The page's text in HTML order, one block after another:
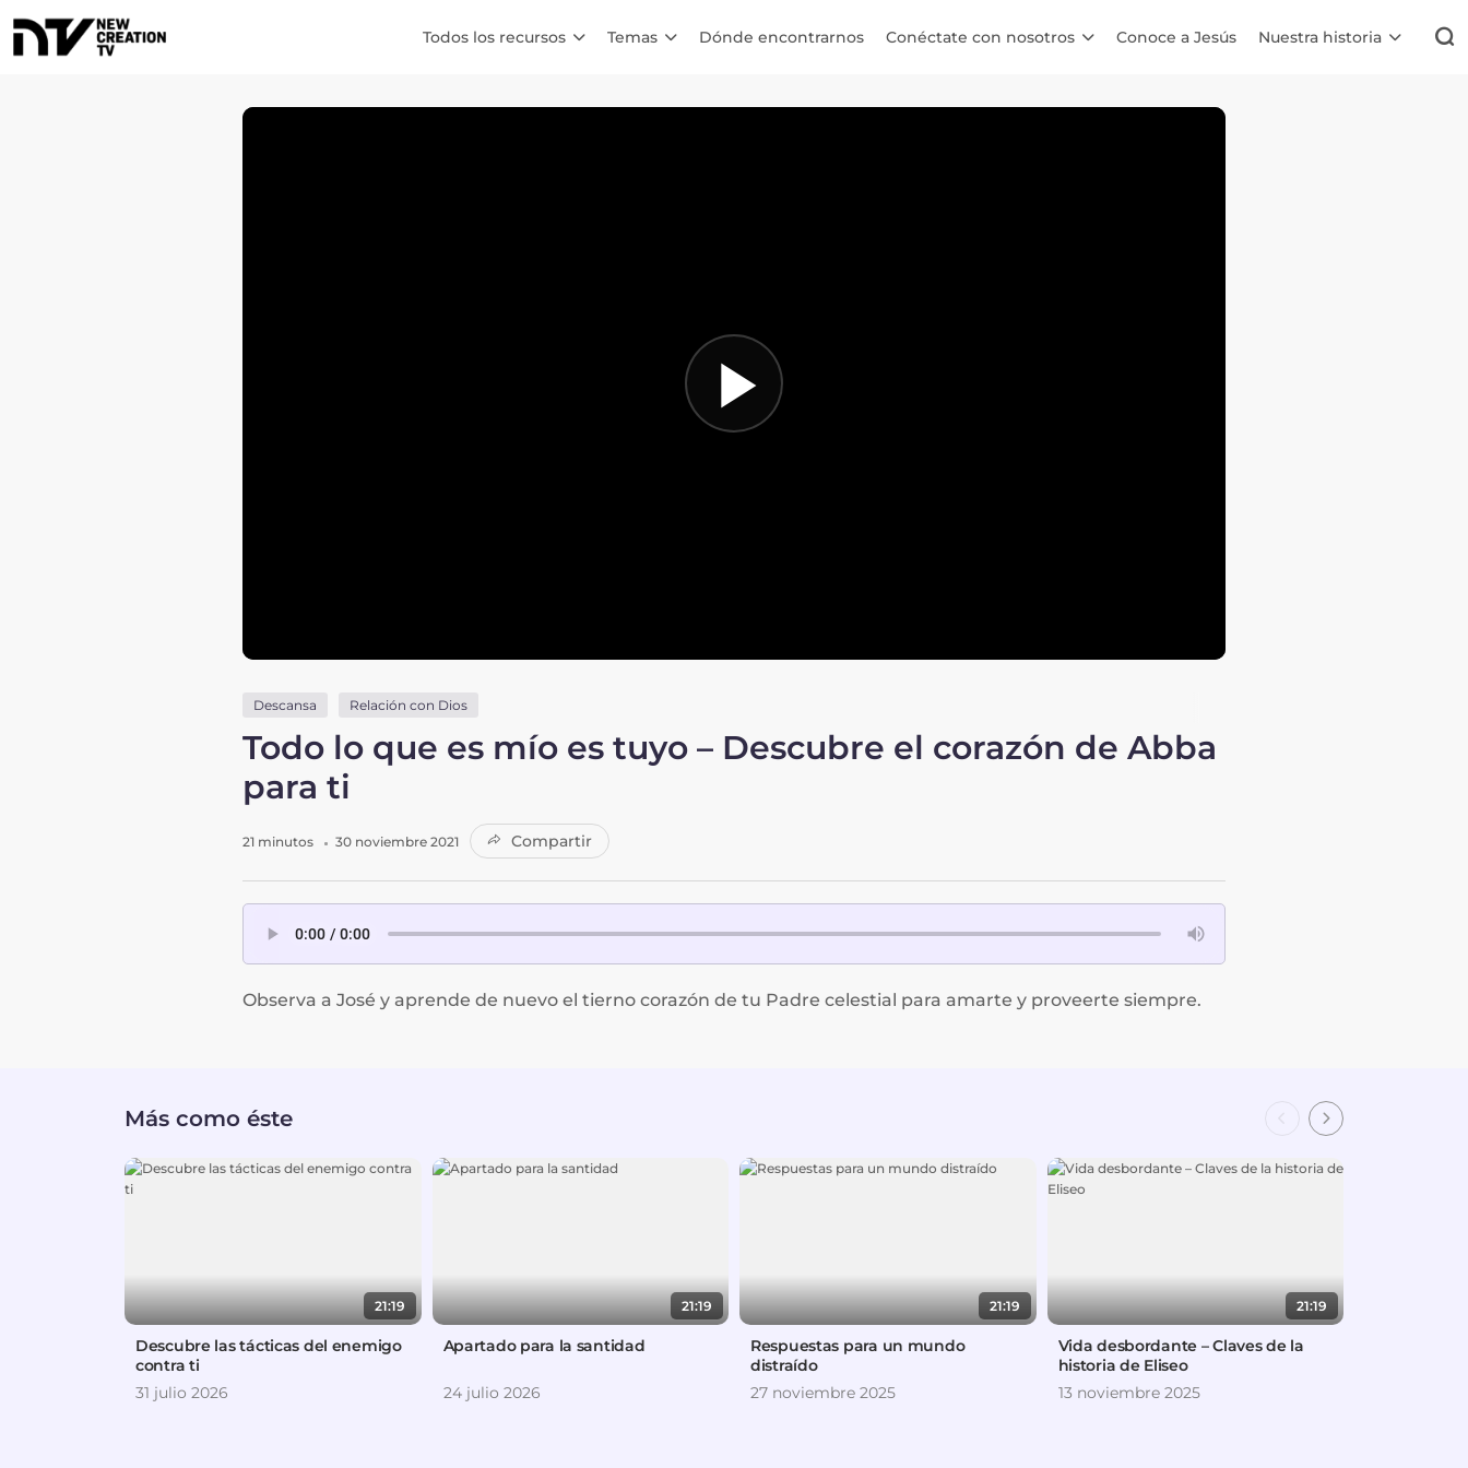
Todos los recursos Temas Dónde encontrarnos Conéctate con nosotros Conoce a Jesús Nuestra historia
Descansa Relación con Dios
Todo lo que es mío es tuyo – Descubre el corazón de Abba
para ti
21 minutos 30 noviembre 2021 Compartir
Observa a José y aprende de nuevo el tierno corazón de tu Padre celestial para amarte y proveerte siempre.
Más como éste
21:19
Descubre las tácticas del enemigo
contra ti
31 julio 2026
21:19
Apartado para la santidad
24 julio 2026
21:19
Respuestas para un mundo
distraído
27 noviembre 2025
21:19
Vida desbordante – Claves de la
historia de Eliseo
13 noviembre 2025